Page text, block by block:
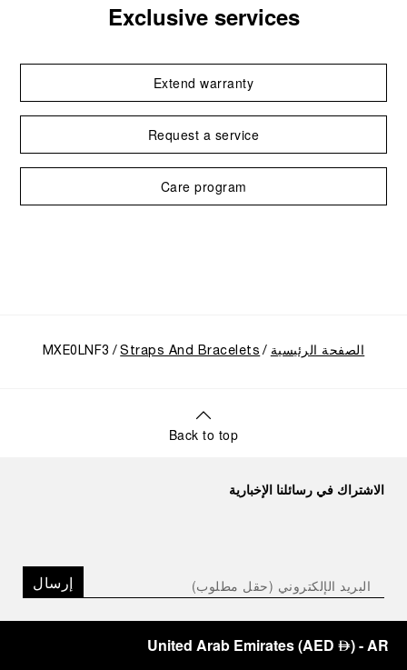
Exclusive services
Extend warranty
Request a service
Care program
الصفحة الرئيسية Straps And Bracelets
MXE0LNF3
Back to top
الاشتراك في رسائلنا الإخبارية
إرسال
United Arab Emirates(AED ⃃)- AR